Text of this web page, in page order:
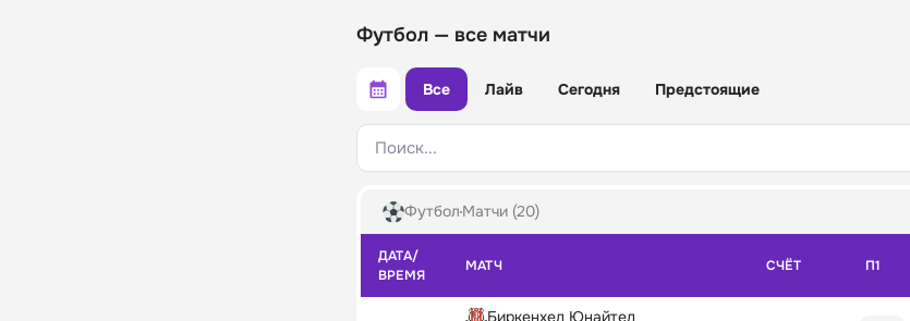
Футбол — все матчи
Все Лайв Сегодня Предстоящие
Поиск...
Футбол Матчи (20)
ДАТА/
ВРЕМЯ
МАТЧ СЧЁТ П1
Биркенхед Юнайтед